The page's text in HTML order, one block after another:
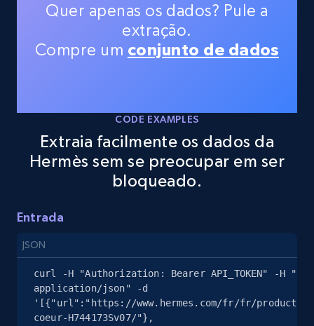
Quer apenas os dados? Pule a
extração.
Compre um conjunto de dados
CODE EXAMPLES
Extraia facilmente os dados da
Hermès sem se preocupar em ser
bloqueado.
Entrada
JSON
curl -H "Authorization: Bearer API_TOKEN" -H
application/json" -d
'[{"url":"https://www.hermes.com/fr/fr/product/
coeur-H744173Sv07/"},